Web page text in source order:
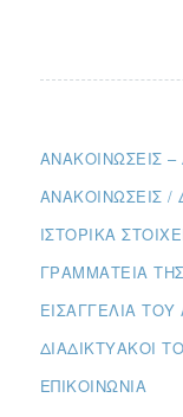
ΑΝΑΚΟΙΝΏΣΕΙΣ
ΑΝΑΚΟΙΝΏΣΕΙΣ
ΙΣΤΟΡΙΚΆ
ΓΡΑΜΜΑΤΕΊΑ
ΕΙΣΑΓΓΕΛΊΑ
ΔΙΑΔΙΚΤΥΑΚΟΊ
ΕΠΙΚΟΙΝΩΝΊΑ